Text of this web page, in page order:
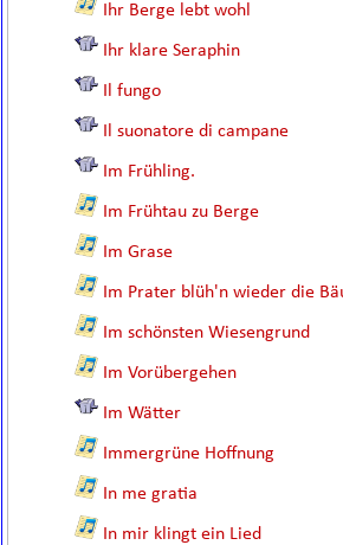
Ihr Berge lebt wohl
Ihr klare Seraphin
Il fungo
Il suonatore di campane
Im Frühling.
Im Frühtau zu Berge
Im Grase
Im Prater blüh'n wieder die
Im schönsten Wiesengrund
Im Vorübergehen
Im Wätter
Immergrüne Hoffnung
In me gratia
In mir klingt ein Lied